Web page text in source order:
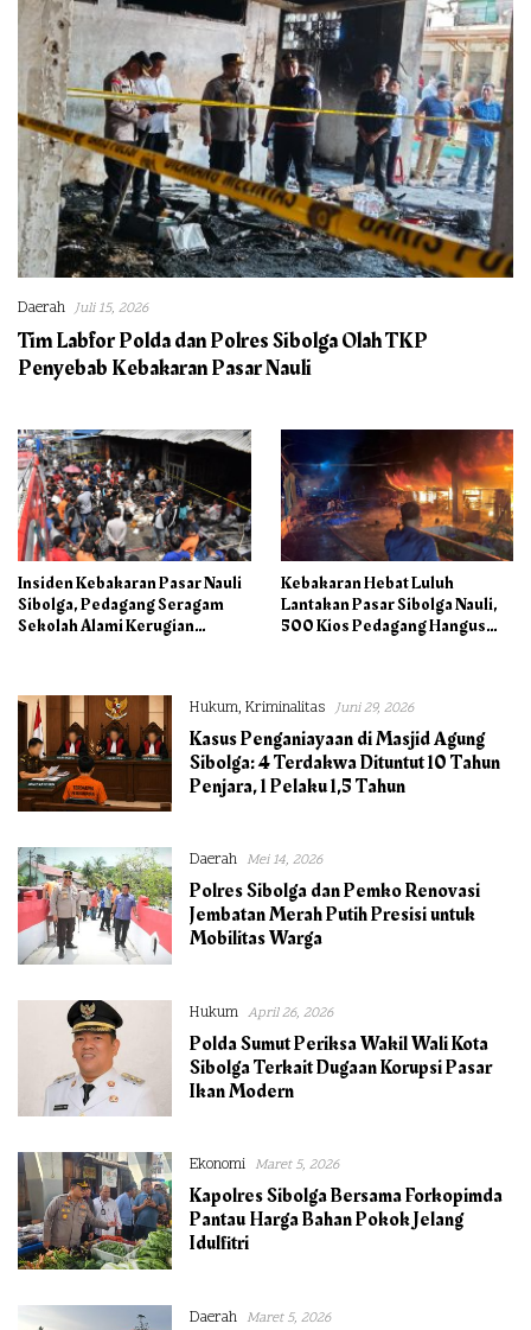
Daerah Juli 15, 2026
Tim Labfor Polda dan Polres Sibolga Olah TKP
Penyebab Kebakaran Pasar Nauli
Insiden Kebakaran Pasar Nauli
Sibolga, Pedagang Seragam
Sekolah Alami Kerugian
Kebakaran Hebat Luluh
Lantakan Pasar Sibolga Nauli,
500 Kios Pedagang Hangus
Hukum, Kriminalitas Juni 29, 2026
Kasus Penganiayaan di Masjid Agung
Sibolga: 4 Terdakwa Dituntut 10 Tahun
Penjara, 1 Pelaku 1,5 Tahun
Daerah Mei 14, 2026
Polres Sibolga dan Pemko Renovasi
Jembatan Merah Putih Presisi untuk
Mobilitas Warga
Hukum April 26, 2026
Polda Sumut Periksa Wakil Wali Kota
Sibolga Terkait Dugaan Korupsi Pasar
Ikan Modern
Ekonomi Maret 5, 2026
Kapolres Sibolga Bersama Forkopimda
Pantau Harga Bahan Pokok Jelang
Idulfitri
Daerah Maret 5, 2026